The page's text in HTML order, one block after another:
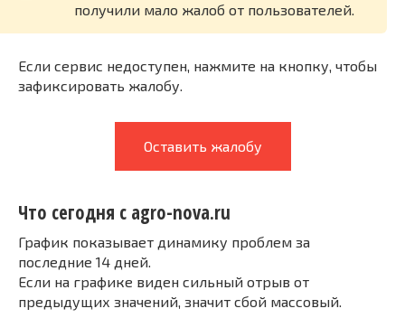
получили мало жалоб от пользователей.
Если сервис недоступен, нажмите на кнопку, чтобы
зафиксировать жалобу.
Оставить жалобу
Что сегодня с agro-nova.ru
График показывает динамику проблем за
последние 14 дней.
Если на графике виден сильный отрыв от
предыдущих значений, значит сбой массовый.